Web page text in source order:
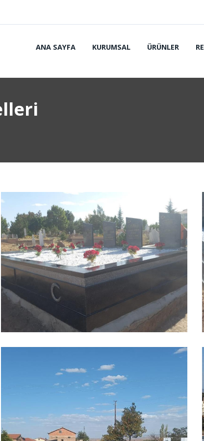
ANA SAYFA KURUMSAL ÜRÜNLER